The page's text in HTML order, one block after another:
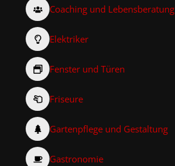
Coaching und Lebensberatung
Elektriker
Fenster und Türen
Friseure
Gartenpflege und Gestaltung
Gastronomie